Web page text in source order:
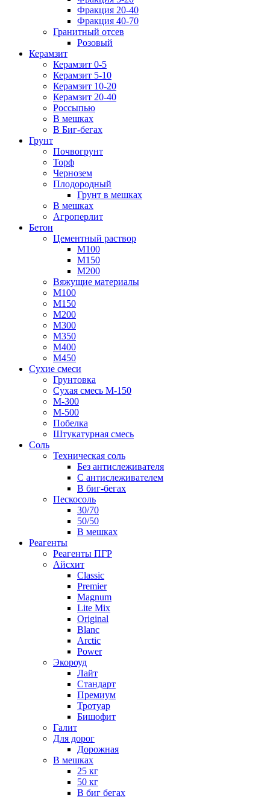
Фракция 20-40
Фракция 40-70
Гранитный отсев
Розовый
Керамзит
Керамзит 0-5
Керамзит 5-10
Керамзит 10-20
Керамзит 20-40
Россыпью
В мешках
В Биг-бегах
Грунт
Почвогрунт
Торф
Чернозем
Плодородный
Грунт в мешках
В мешках
Агроперлит
Бетон
Цементный раствор
М100
М150
М200
Вяжущие материалы
М100
М150
М200
М300
М350
М400
М450
Сухие смеси
Грунтовка
Сухая смесь М-150
М-300
М-500
Побелка
Штукатурная смесь
Соль
Техническая соль
Без антислеживателя
С антислеживателем
В биг-бегах
Пескосоль
30/70
50/50
В мешках
Реагенты
Реагенты ПГР
Айсхит
Classic
Premier
Magnum
Lite Mix
Original
Blanc
Arctic
Power
Экороуд
Лайт
Стандарт
Премиум
Тротуар
Бишофит
Галит
Для дорог
Дорожная
В мешках
25 кг
50 кг
В биг бегах